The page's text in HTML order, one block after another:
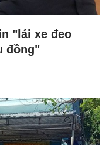
"lái xe đeo
đồng"